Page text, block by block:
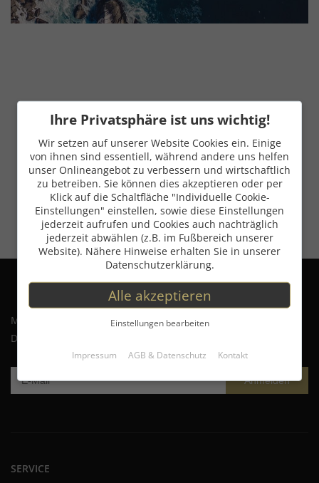
Möchten Sie exklusive Angebote erhalten?
Dann melden Sie sich für unseren Newsletter an!
Anmelden
SERVICE
Ihre Privatsphäre ist uns wichtig!
Wir setzen auf unserer Website Cookies ein. Einige
von ihnen sind essentiell, während andere uns helfen
unser Onlineangebot zu verbessern und wirtschaftlich
zu betreiben. Sie können dies akzeptieren oder per
Klick auf die Schaltfläche "Individuelle Cookie-
Einstellungen" einstellen, sowie diese Einstellungen
jederzeit aufrufen und Cookies auch nachträglich
jederzeit abwählen (z.B. im Fußbereich unserer
Website). Nähere Hinweise erhalten Sie in unserer
Datenschutzerklärung.
Alle akzeptieren
Einstellungen bearbeiten
Impressum AGB & Datenschutz Kontakt